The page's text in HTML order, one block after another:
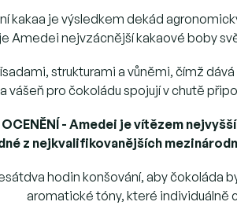
kakaa je výsledkem dekád
Amedei nejvzácnější kakaové boby
strukturami a vůněmi, čímž
vášeň pro čokoládu spojují v chutě
- Amedei je vítězem
z nejkvalifikovanějších
hodin konšování, aby čokoláda
aromatické tóny, které individuálně